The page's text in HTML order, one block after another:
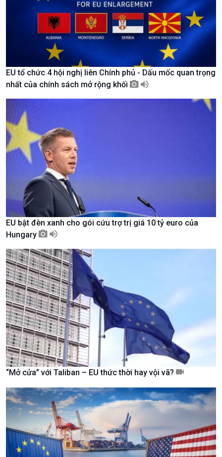
Chính phủ với người dân
Quốc hội với cử tri
Xây dựng đảng
Đảng trong cuộc sống
Nhận diện sự thật
Pháp luật và đời sống
Kinh tế
Tin Kinh tế
Dòng chảy Kinh tế
Sức sống hàng Việt
Khởi nghiệp
Tuyên chiến với gian lận
thương mại
Nông nghiệp & Biển đảo
Tin Nông nghiệp & Biển
Mùa vàng
Biển đảo Việt Nam
Tâm tình biên giới và hải
đảo
Tìm hiểu biển, đảo Việt
Nam
EU tổ chức 4 hội nghị liên Chính phủ - Dấu mốc quan trọng
nhất của chính sách mở rộng khối
EU bật đèn xanh cho gói cứu trợ trị giá 10 tỷ euro của
Hungary
“Mở cửa” với Taliban – EU thức thời hay vội vã?